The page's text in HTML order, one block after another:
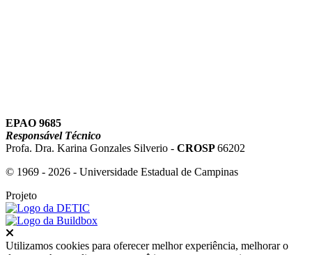
EPAO 9685
Responsável Técnico
Profa. Dra. Karina Gonzales Silverio - CROSP66202
© 1969 - 2026 - Universidade Estadual de Campinas
Projeto
Utilizamos cookies para oferecer melhor experiência, melhorar o